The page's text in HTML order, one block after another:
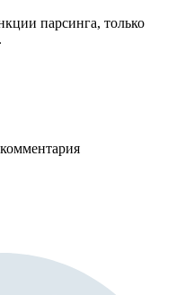
парсинга, только
комментария